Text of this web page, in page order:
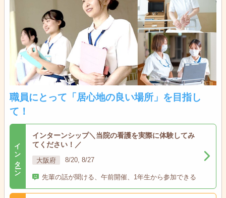
職員にとって「居心地の良い場所」を目指し
て！
インターン
インターンシップ＼当院の看護を実際に体験してみ
てください！／
大阪府 8/20, 8/27
先輩の話が聞ける、午前開催、1年生から参加できる